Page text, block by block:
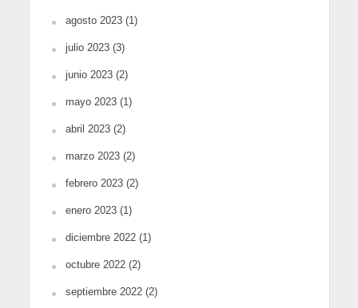
agosto 2023(1)
julio 2023(3)
junio 2023(2)
mayo 2023(1)
abril 2023(2)
marzo 2023(2)
febrero 2023(2)
enero 2023(1)
diciembre 2022(1)
octubre 2022(2)
septiembre 2022(2)